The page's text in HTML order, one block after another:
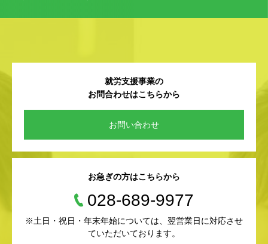
就労支援事業の
お問合わせはこちらから
お問い合わせ
お急ぎの方はこちらから
028-689-9977
※土日・祝日・年末年始については、翌営業日に対応させ
ていただいております。